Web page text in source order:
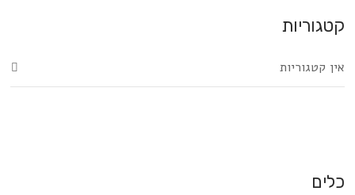
קטגוריות
אין קטגוריות
כלים